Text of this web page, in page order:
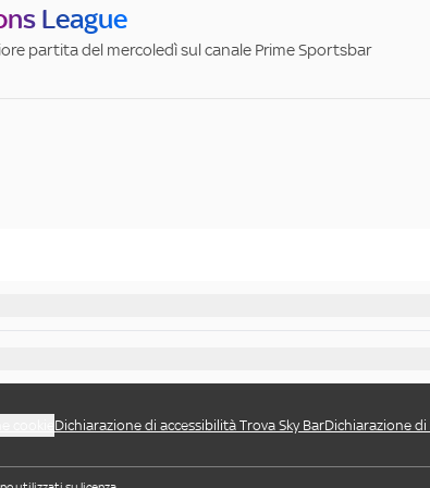
League
partita del mercoledì sul canale Prime Sportsbar
Dichiarazione di accessibilità Trova Sky BarDichiarazione di